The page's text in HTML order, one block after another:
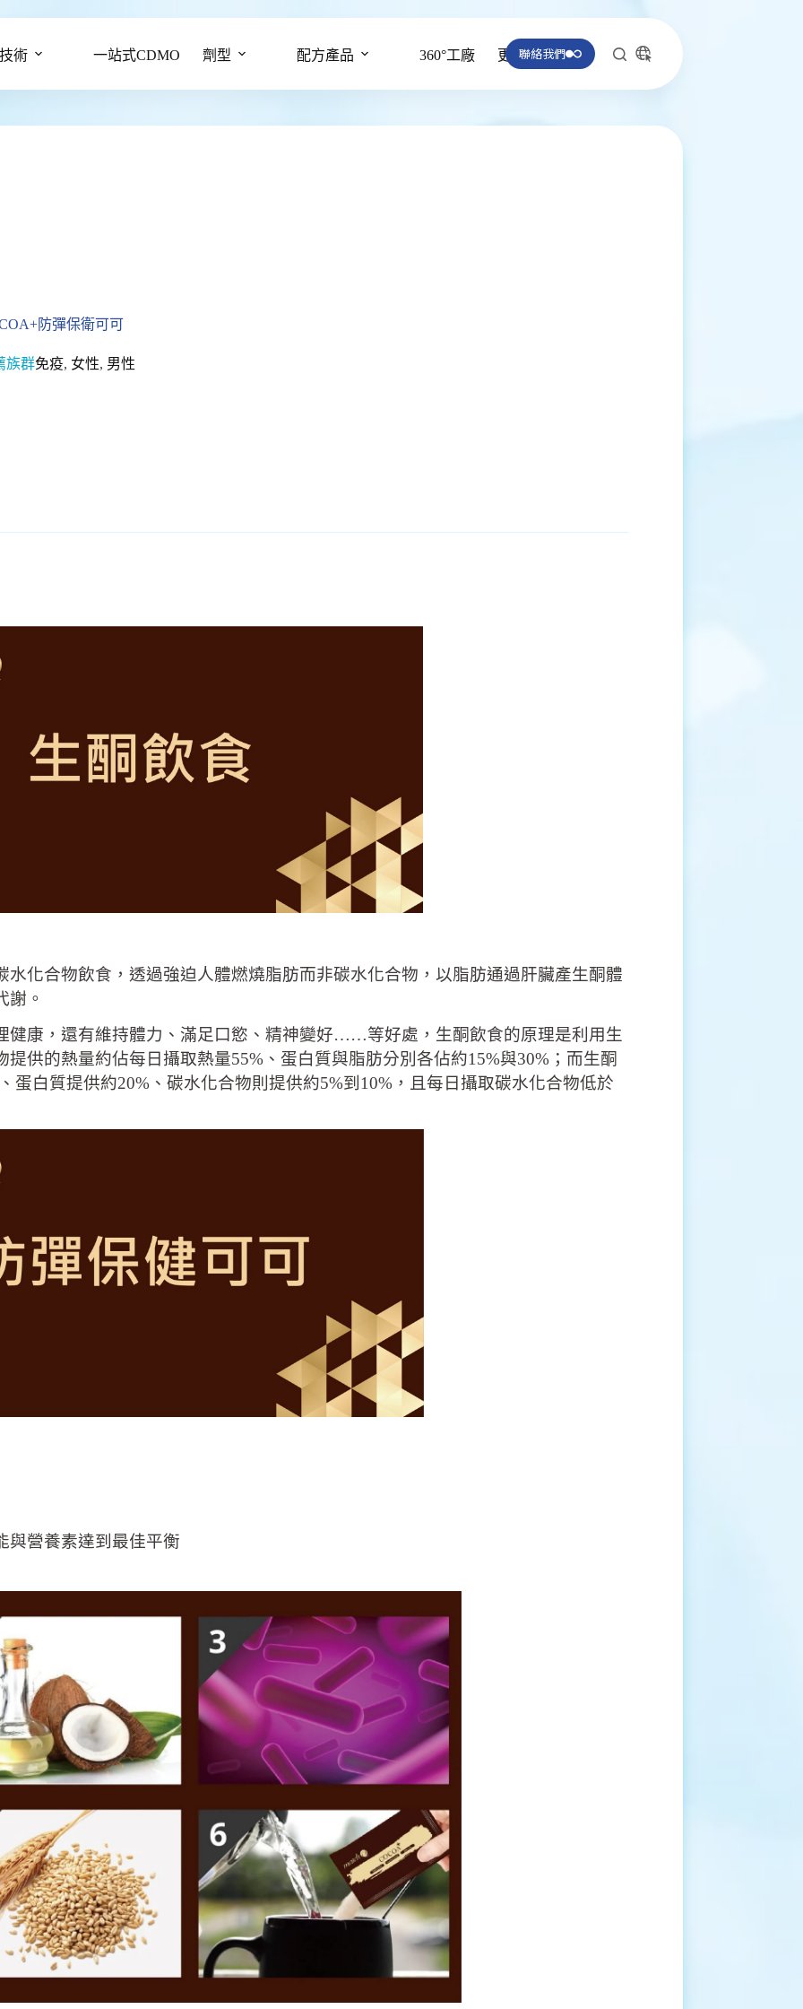
術 一站式CDMO 劑型 配方產品 360°工廠 更多聯絡我們
防彈保衛可可
族群免疫, 女性, 男性
合物飲食，透過強迫人體燃燒脂肪而非碳水化合物，以脂肪通過肝臟產生酮體
謝。
，還有維持體力、滿足口慾、精神變好……等好處，生酮飲食的原理是利用生
提供的熱量約佔每日攝取熱量55%、蛋白質與脂肪分別各佔約15%與30%；而生酮
蛋白質提供約20%、碳水化合物則提供約5%到10%，且每日攝取碳水化合物低於
與營養素達到最佳平衡